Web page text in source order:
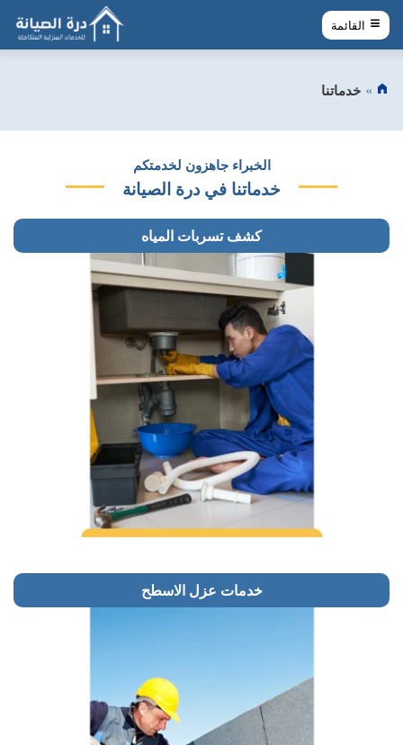
خدماتنا
الخبراء جاهزون لخدمتكم
خدماتنا في درة الصيانة
كشف تسربات المياه
خدمات عزل الاسطح